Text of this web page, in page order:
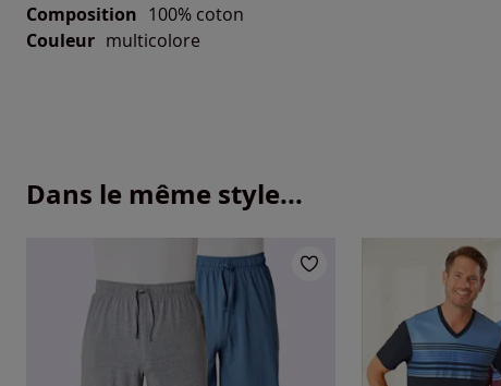
Composition 100% coton
Couleur multicolore
Dans le même style...